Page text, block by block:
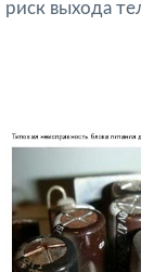
риск выхода